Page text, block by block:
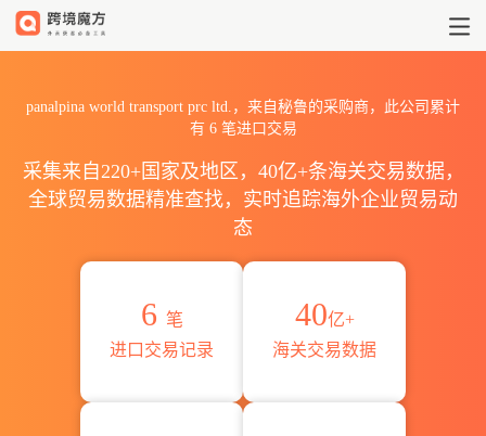
panalpina world transport prc ltd.，来自秘鲁的采购商，此公司累计
有 6笔进口交易
采集来自220+国家及地区，40亿+条海关交易数据，
全球贸易数据精准查找，实时追踪海外企业贸易动
态
6 笔
进口交易记录
40亿+
海关交易数据